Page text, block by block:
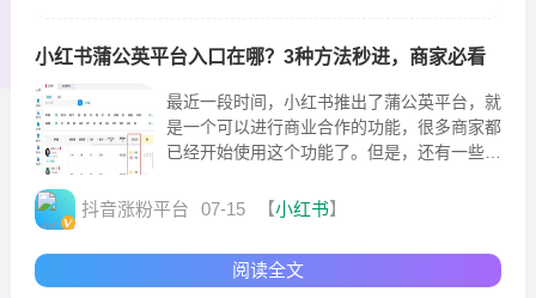
小红书蒲公英平台入口在哪？3种方法秒进，商家必看
最近一段时间，小红书推出了蒲公英平台，就
是一个可以进行商业合作的功能，很多商家都
已经开始使用这个功能了。但是，还有一些用
抖音涨粉平台 07-15 【小红书】
阅读全文